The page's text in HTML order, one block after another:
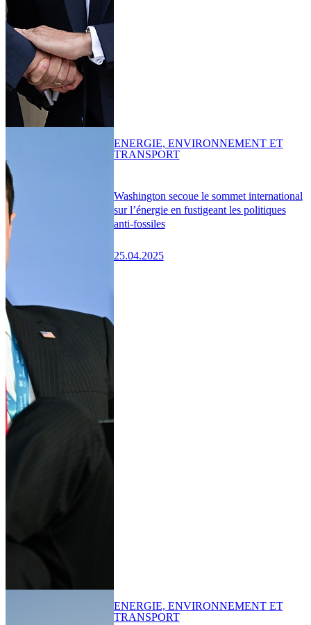
Washington secoue le sommet international
sur l’énergie en fustigeant les politiques
anti-fossiles
25.04.2025
ENERGIE, ENVIRONNEMENT ET
TRANSPORT
ENERGIE, ENVIRONNEMENT ET
TRANSPORT